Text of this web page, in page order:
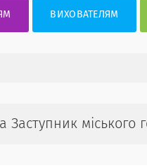
ВИХОВАТЕЛЯМ
Заступник міського